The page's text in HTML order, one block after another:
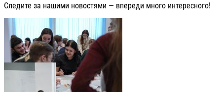
Следите за нашими новостями — впереди много интересного!